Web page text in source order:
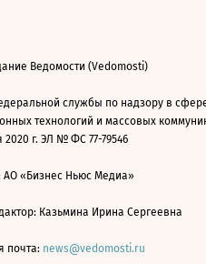
Ведомости (Vedomosti)
службы по надзору в
технологий и массовых
2020 г. ЭЛ № ФС 77-79546
АО «Бизнес Ньюс Медиа»
Казьмина Ирина Сергеевна
почта: news@vedomosti.ru